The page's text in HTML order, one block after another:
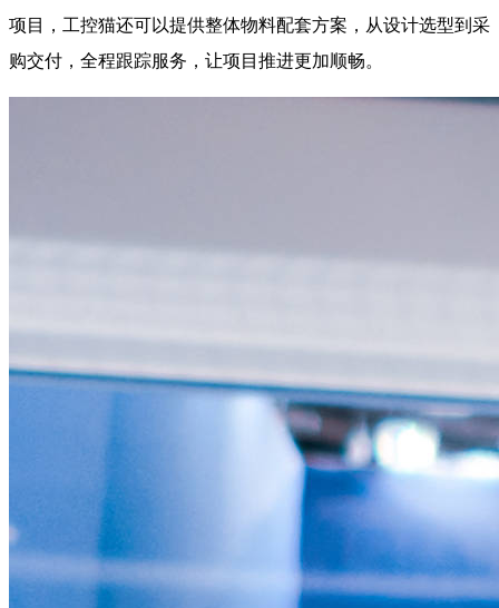
项目，工控猫还可以提供整体物料配套方案，从设计选型到采
购交付，全程跟踪服务，让项目推进更加顺畅。